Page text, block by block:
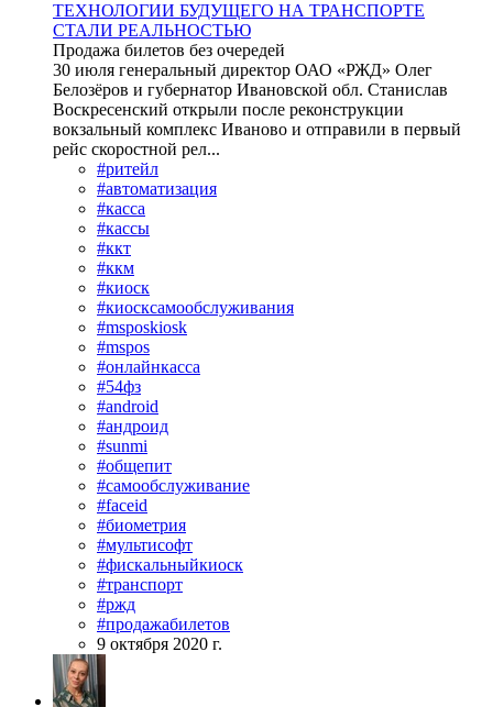
ТЕХНОЛОГИИ БУДУЩЕГО НА ТРАНСПОРТЕ
СТАЛИ РЕАЛЬНОСТЬЮ
Продажа билетов без очередей
30 июля генеральный директор ОАО «РЖД» Олег
Белозёров и губернатор Ивановской обл. Станислав
Воскресенский открыли после реконструкции
вокзальный комплекс Иваново и отправили в первый
рейс скоростной рел...
#ритейл
#автоматизация
#касса
#кассы
#ккт
#ккм
#киоск
#киосксамообслуживания
#msposkiosk
#mspos
#онлайнкасса
#54фз
#android
#андроид
#sunmi
#общепит
#самообслуживание
#faceid
#биометрия
#мультисофт
#фискальныйкиоск
#транспорт
#ржд
#продажабилетов
9 октября 2020 г.